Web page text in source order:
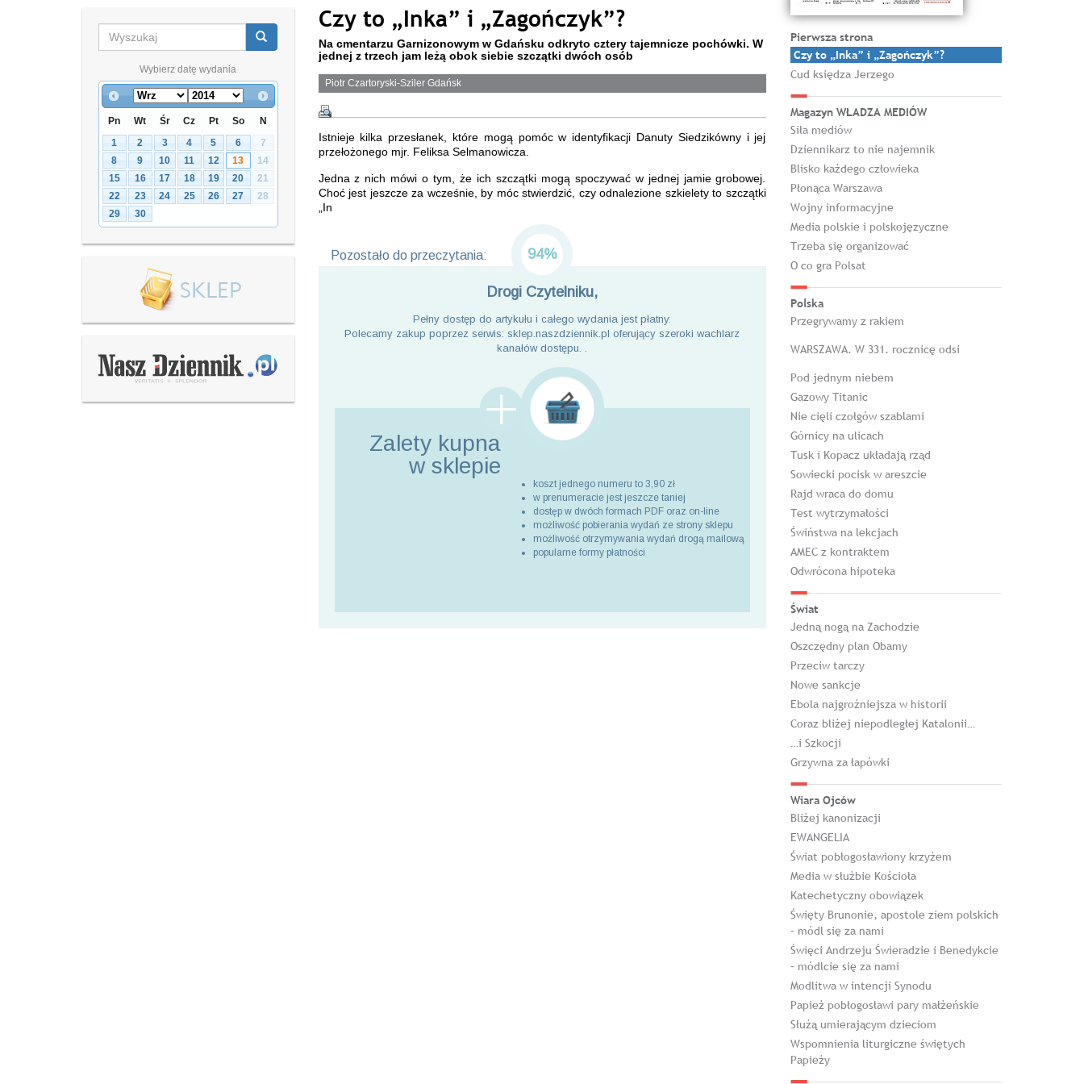
Wybierz datę wydania
Pn Wt Śr Cz Pt So
N
1
2 3 4 5 6
7
8
9 10 11 12 13
14
15
16 17 18 19 20
21
22
23 24 25 26 27
28
29
30
Czy to „Inka” i „Zagończyk”?
Na cmentarzu Garnizonowym w Gdańsku odkryto cztery tajemnicze pochówki. W
jednej z trzech jam leżą obok siebie szczątki dwóch osób
Piotr Czartoryski-Sziler Gdańsk
Istnieje kilka przesłanek, które mogą pomóc w identyfikacji Danuty Siedzikówny i jej
przełożonego mjr. Feliksa Selmanowicza.
Jedna z nich mówi o tym, że ich szczątki mogą spoczywać w jednej jamie grobowej.
Choć jest jeszcze za wcześnie, by móc stwierdzić, czy odnalezione szkielety to szczątki
„In
Pozostało do przeczytania: 94%
Drogi Czytelniku,
Pełny dostęp do artykułu i całego wydania jest płatny.
Polecamy zakup poprzez serwis: sklep.naszdziennik.pl oferujący szeroki wachlarz
kanałów dostępu. .
Zalety kupna
w sklepie
koszt jednego numeru to 3,90 zł
w prenumeracie jest jeszcze taniej
dostęp w dwóch formach PDF oraz on-line
możliwość pobierania wydań ze strony sklepu
możliwość otrzymywania wydań drogą mailową
popularne formy płatności
Pierwsza strona
Czy to „Inka” i „Zagończyk”?
Cud księdza Jerzego
Magazyn WŁADZA MEDIÓW
Siła mediów
Dziennikarz to nie najemnik
Blisko każdego człowieka
Płonąca Warszawa
Wojny informacyjne
Media polskie i polskojęzyczne
Trzeba się organizować
O co gra Polsat
Polska
Przegrywamy z rakiem
WARSZAWA. W 331. rocznicę odsi
Pod jednym niebem
Gazowy Titanic
Nie cięli czołgów szablami
Górnicy na ulicach
Tusk i Kopacz układają rząd
Sowiecki pocisk w areszcie
Rajd wraca do domu
Test wytrzymałości
Świństwa na lekcjach
AMEC z kontraktem
Odwrócona hipoteka
Świat
Jedną nogą na Zachodzie
Oszczędny plan Obamy
Przeciw tarczy
Nowe sankcje
Ebola najgroźniejsza w historii
Coraz bliżej niepodległej Katalonii…
…i Szkocji
Grzywna za łapówki
Wiara Ojców
Bliżej kanonizacji
EWANGELIA
Świat pobłogosławiony krzyżem
Media w służbie Kościoła
Katechetyczny obowiązek
Święty Brunonie, apostole ziem polskich
– módl się za nami
Święci Andrzeju Świeradzie i Benedykcie
– módlcie się za nami
Modlitwa w intencji Synodu
Papież pobłogosławi pary małżeńskie
Służą umierającym dzieciom
Wspomnienia liturgiczne świętych
Papieży